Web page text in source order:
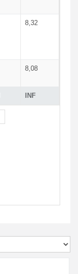
INF
8,32
8,08